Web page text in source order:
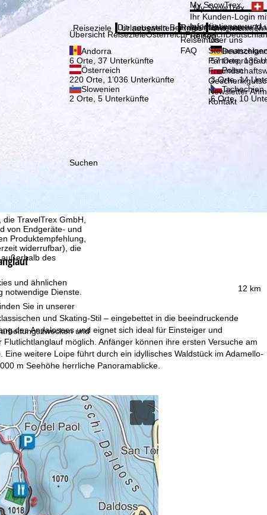
TravelTrex GmbH,
von Endgeräte- und
Produktempfehlung,
widerrufbar), die
des
und ähnlichen
notwendige Dienste.
Sie in unserer
und
My SnowTrex
My SnowTrex
Ihr Kunden-Login
Informationen rund
Reisen.
Reiseziele
Übersicht ReisezieleÖsterreichFrankreich
Andorra
6 Orte, 37 Unterkünfte
57 Orte, 136
Österreich
220 Orte, 1’036 Unterkünfte
Polen
3 Orte, 14
Slowenien
2 Orte, 5 Unterkünfte
Tschechien
6 Orte, 10
Urlaubswelten
Die neuesten Beiträge aus unserem
Infos
Reiseinfos
Reiseinfos
FAQ
Unternehmen
Über uns
Über uns
Newsletter
Kontakt
Suchen
12 km
und Skating-Stil – eingebettet in die beeindruckende
des Andalosees und eignet sich ideal für Einsteiger und
möglich. Anfänger können ihre ersten Versuche am
weitere Loipe führt durch ein idyllisches Waldstück im Adamello-
m Seehöhe herrliche Panoramablicke.